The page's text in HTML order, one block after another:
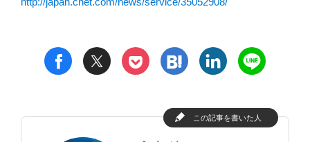
f t p h l n
この記事を書いた人